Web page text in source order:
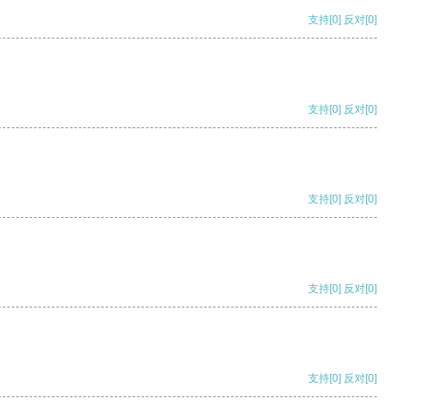
支持[0] 反对[0]
支持[0] 反对[0]
支持[0] 反对[0]
支持[0] 反对[0]
支持[0] 反对[0]